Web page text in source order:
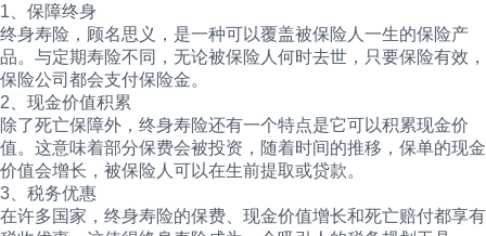
1、保障终身
终身寿险，顾名思义，是一种可以覆盖被保险人一生的保险产
品。与定期寿险不同，无论被保险人何时去世，只要保险有效，
保险公司都会支付保险金。
2、现金价值积累
除了死亡保障外，终身寿险还有一个特点是它可以积累现金价
值。这意味着部分保费会被投资，随着时间的推移，保单的现金
价值会增长，被保险人可以在生前提取或贷款。
3、税务优惠
在许多国家，终身寿险的保费、现金价值增长和死亡赔付都享有